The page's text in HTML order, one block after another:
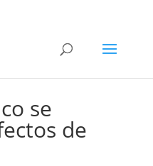
se
de